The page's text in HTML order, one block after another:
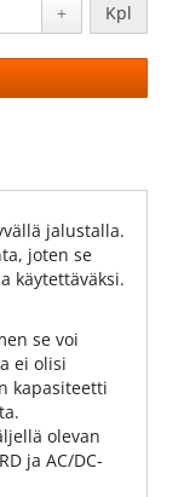
+ Kpl
jalustalla.
joten se
käytettäväksi.
se voi
ei olisi
kapasiteetti
olevan
ja AC/DC-